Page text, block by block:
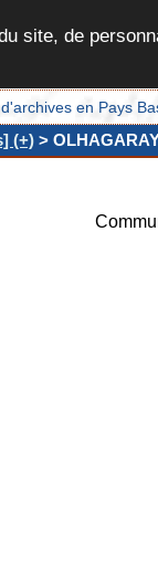
site, de
en Pays
(+) >